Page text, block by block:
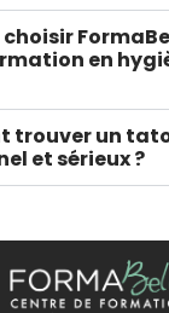
en
trouver un
et sérieux ?